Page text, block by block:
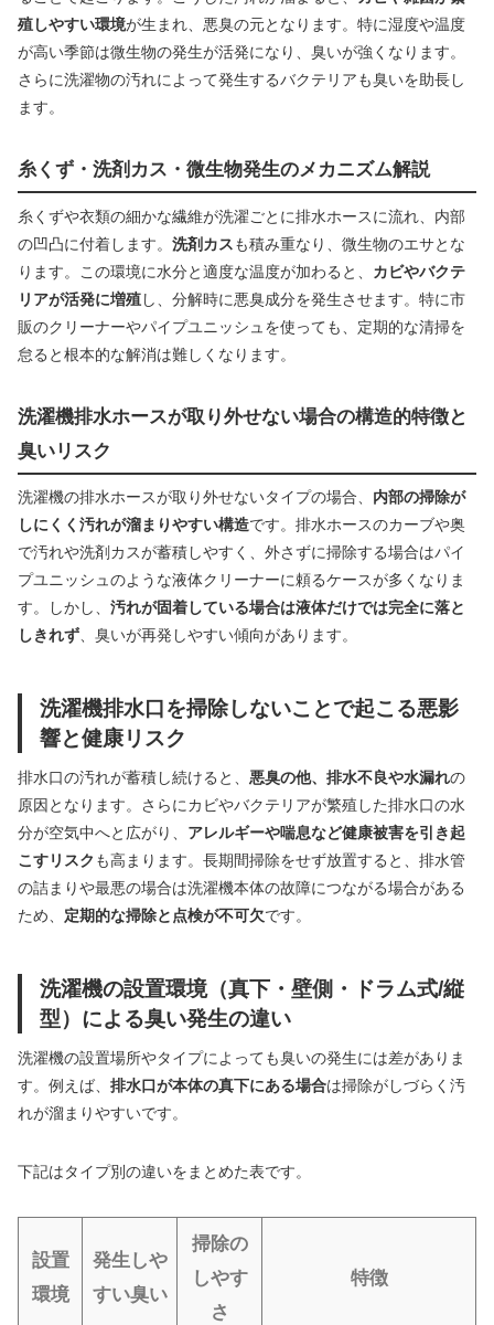
殖しやすい環境が生まれ、悪臭の元となります。特に湿度や温度
が高い季節は微生物の発生が活発になり、臭いが強くなります。
さらに洗濯物の汚れによって発生するバクテリアも臭いを助長し
ます。
糸くず・洗剤カス・微生物発生のメカニズム解説
糸くずや衣類の細かな繊維が洗濯ごとに排水ホースに流れ、内部
の凹凸に付着します。 洗剤カスも積み重なり、微生物のエサとな
ります。この環境に水分と適度な温度が加わると、 カビやバクテ
リアが活発に増殖し、分解時に悪臭成分を発生させます。特に市
販のクリーナーやパイプユニッシュを使っても、定期的な清掃を
怠ると根本的な解消は難しくなります。
洗濯機排水ホースが取り外せない場合の構造的特徴と
臭いリスク
洗濯機の排水ホースが取り外せないタイプの場合、 内部の掃除が
しにくく汚れが溜まりやすい構造です。排水ホースのカーブや奥
で汚れや洗剤カスが蓄積しやすく、外さずに掃除する場合はパイ
プユニッシュのような液体クリーナーに頼るケースが多くなりま
す。しかし、 汚れが固着している場合は液体だけでは完全に落と
しきれず 、臭いが再発しやすい傾向があります。
洗濯機排水口を掃除しないことで起こる悪影
響と健康リスク
排水口の汚れが蓄積し続けると、 悪臭の他、排水不良や水漏れの
原因となります。さらにカビやバクテリアが繁殖した排水口の水
分が空気中へと広がり、 アレルギーや喘息など健康被害を引き起
こすリスク も高まります。長期間掃除をせず放置すると、排水管
の詰まりや最悪の場合は洗濯機本体の故障につながる場合がある
ため、 定期的な掃除と点検が不可欠です。
洗濯機の設置環境（真下・壁側・ドラム式/縦
型）による臭い発生の違い
洗濯機の設置場所やタイプによっても臭いの発生には差がありま
す。例えば、 排水口が本体の真下にある場合は掃除がしづらく汚
れが溜まりやすいです。
下記はタイプ別の違いをまとめた表です。
設置
環境
発生しや
すい臭い
掃除の
しやす
さ
特徴